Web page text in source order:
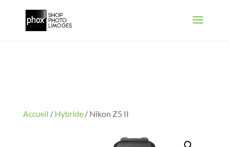
Accueil / Hybride/ Nikon Z5 II